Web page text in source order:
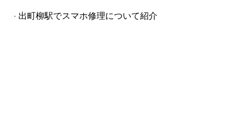
・ 出町柳駅でスマホ修理について紹介